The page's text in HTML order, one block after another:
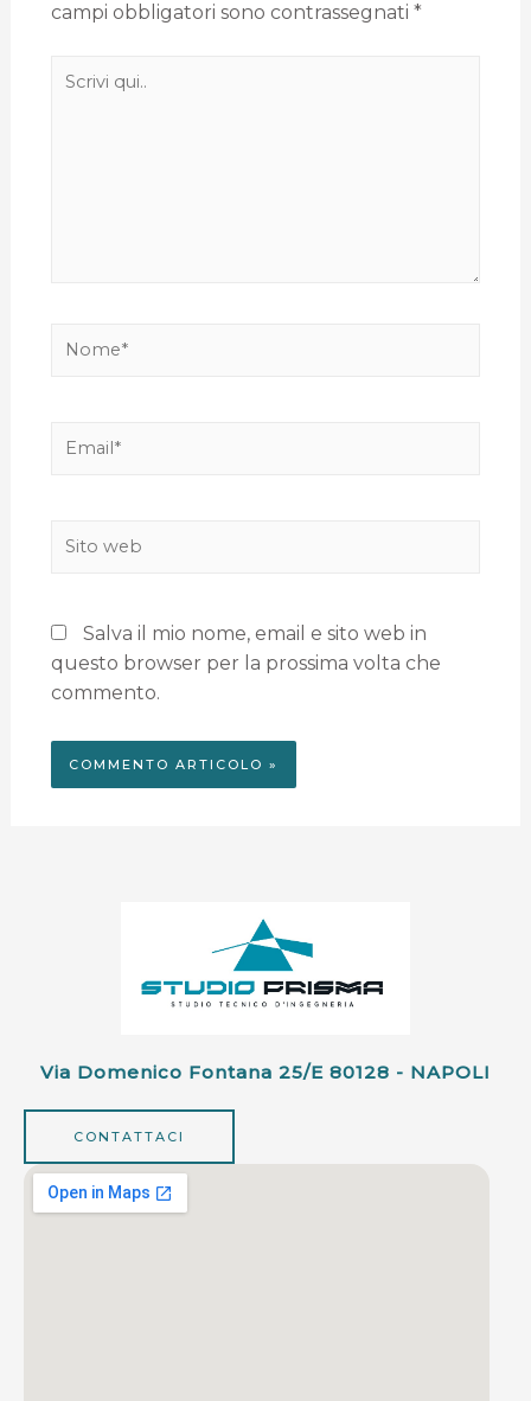
campi obbligatori sono contrassegnati *
Salva il mio nome, email e sito web in
questo browser per la prossima volta che
commento.
Via Domenico Fontana 25/e 80128 - NAPOLI
CONTATTACI